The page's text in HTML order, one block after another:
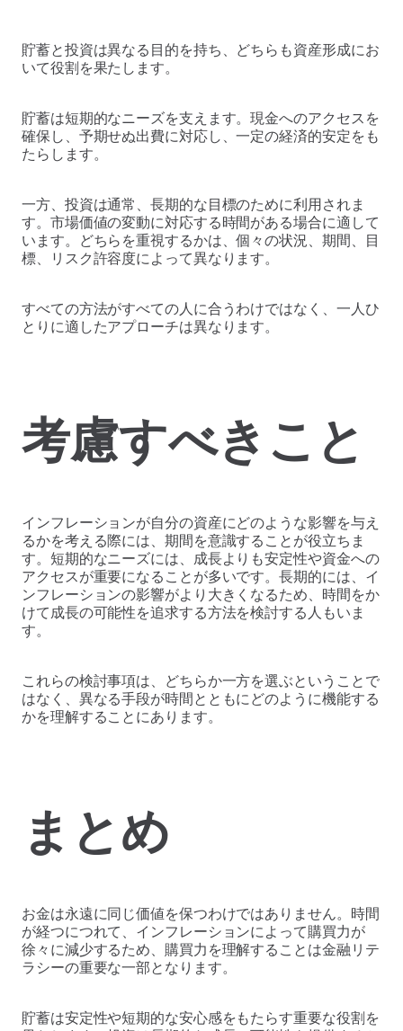
貯蓄と投資は異なる目的を持ち、どちらも資産形成にお
いて役割を果たします。
貯蓄は短期的なニーズを支えます。現金へのアクセスを
確保し、予期せぬ出費に対応し、一定の経済的安定をも
たらします。
一方、投資は通常、長期的な目標のために利用されま
す。市場価値の変動に対応する時間がある場合に適して
います。どちらを重視するかは、個々の状況、期間、目
標、リスク許容度によって異なります。
すべての方法がすべての人に合うわけではなく、一人ひ
とりに適したアプローチは異なります。
考慮すべきこと
インフレーションが自分の資産にどのような影響を与え
るかを考える際には、期間を意識することが役立ちま
す。短期的なニーズには、成長よりも安定性や資金への
アクセスが重要になることが多いです。長期的には、イ
ンフレーションの影響がより大きくなるため、時間をか
けて成長の可能性を追求する方法を検討する人もいま
す。
これらの検討事項は、どちらか一方を選ぶということで
はなく、異なる手段が時間とともにどのように機能する
かを理解することにあります。
まとめ
お金は永遠に同じ価値を保つわけではありません。時間
が経つにつれて、インフレーションによって購買力が
徐々に減少するため、購買力を理解することは金融リテ
ラシーの重要な一部となります。
貯蓄は安定性や短期的な安心感をもたらす重要な役割を